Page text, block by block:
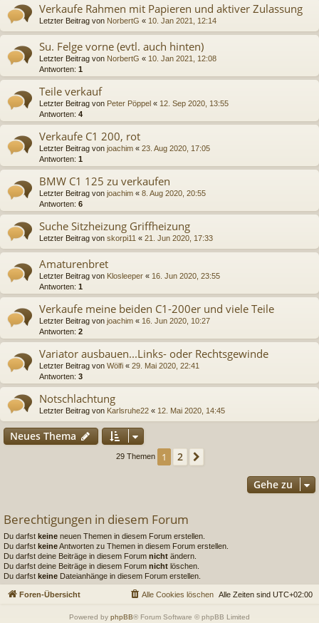
Verkaufe Rahmen mit Papieren und aktiver Zulassung
Letzter Beitrag von NorbertG « 10. Jan 2021, 12:14
Su. Felge vorne (evtl. auch hinten)
Letzter Beitrag von NorbertG « 10. Jan 2021, 12:08
Antworten: 1
Teile verkauf
Letzter Beitrag von Peter Pöppel « 12. Sep 2020, 13:55
Antworten: 4
Verkaufe C1 200, rot
Letzter Beitrag von joachim « 23. Aug 2020, 17:05
Antworten: 1
BMW C1 125 zu verkaufen
Letzter Beitrag von joachim « 8. Aug 2020, 20:55
Antworten: 6
Suche Sitzheizung Griffheizung
Letzter Beitrag von skorpi11 « 21. Jun 2020, 17:33
Amaturenbret
Letzter Beitrag von Klosleeper « 16. Jun 2020, 23:55
Antworten: 1
Verkaufe meine beiden C1-200er und viele Teile
Letzter Beitrag von joachim « 16. Jun 2020, 10:27
Antworten: 2
Variator ausbauen...Links- oder Rechtsgewinde
Letzter Beitrag von Wölfi « 29. Mai 2020, 22:41
Antworten: 3
Notschlachtung
Letzter Beitrag von Karlsruhe22 « 12. Mai 2020, 14:45
Neues Thema
29 Themen 1 2
Gehe zu
Berechtigungen in diesem Forum
Du darfst keine neuen Themen in diesem Forum erstellen.
Du darfst keineAntworten zu Themen in diesem Forum erstellen.
Du darfst deine Beiträge in diesem Forum nicht ändern.
Du darfst deine Beiträge in diesem Forum nicht löschen.
Du darfst keine Dateianhänge in diesem Forum erstellen.
Foren-Übersicht Alle Zeiten sind UTC+02:00
Alle Cookies löschen
Powered by phpBB® Forum Software © phpBB Limited